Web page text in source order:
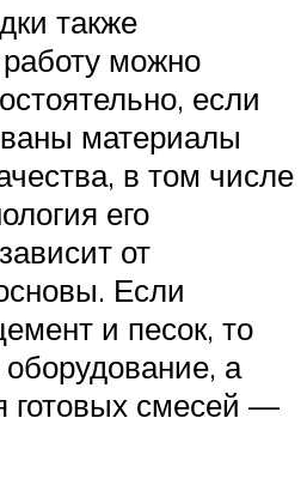
также
можно
если
материалы
в том числе
его
от
Если
и песок, то
а
готовых смесей —